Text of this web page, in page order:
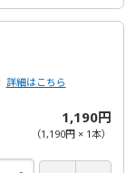
詳細はこちら
1,190円
（1,190円× 1本）